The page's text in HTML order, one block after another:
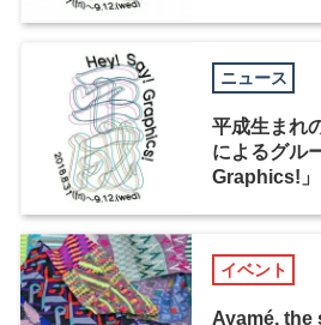
ニュース
平成生まれ
によるグル
Graphics!
イベント
Ayamé, the